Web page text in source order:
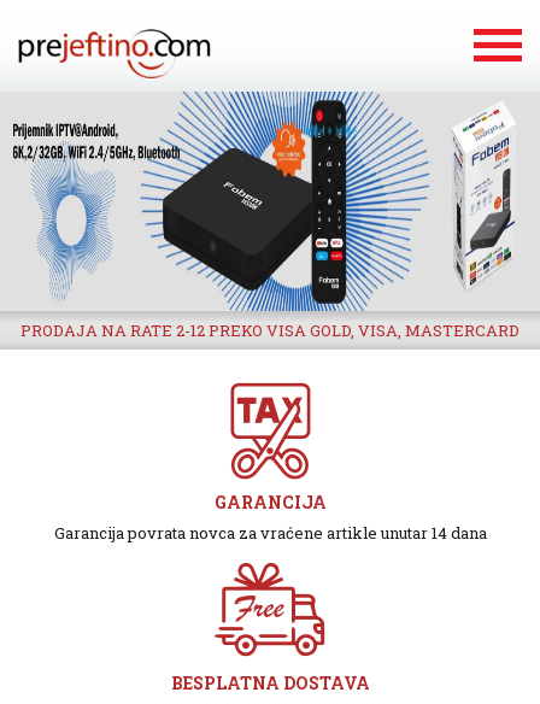
PRODAJA NA RATE 2-12 PREKO VISA GOLD, VISA, MASTERCARD
GARANCIJA
Garancija povrata novca za vraćene artikle unutar 14 dana
BESPLATNA DOSTAVA